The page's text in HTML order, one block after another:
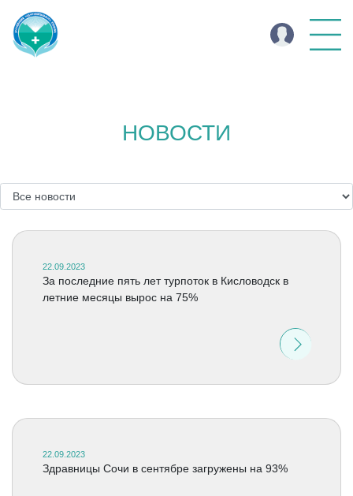
НОВОСТИ
22.09.2023
За последние пять лет турпоток в Кисловодск в
летние месяцы вырос на 75%
22.09.2023
Здравницы Сочи в сентябре загружены на 93%